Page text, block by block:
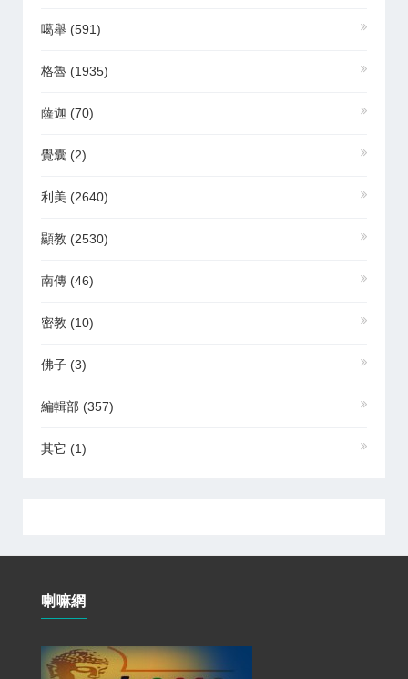
噶舉 (591)
格魯 (1935)
薩迦 (70)
覺囊 (2)
利美 (2640)
顯教 (2530)
南傳 (46)
密教 (10)
佛子 (3)
編輯部 (357)
其它 (1)
喇嘛網